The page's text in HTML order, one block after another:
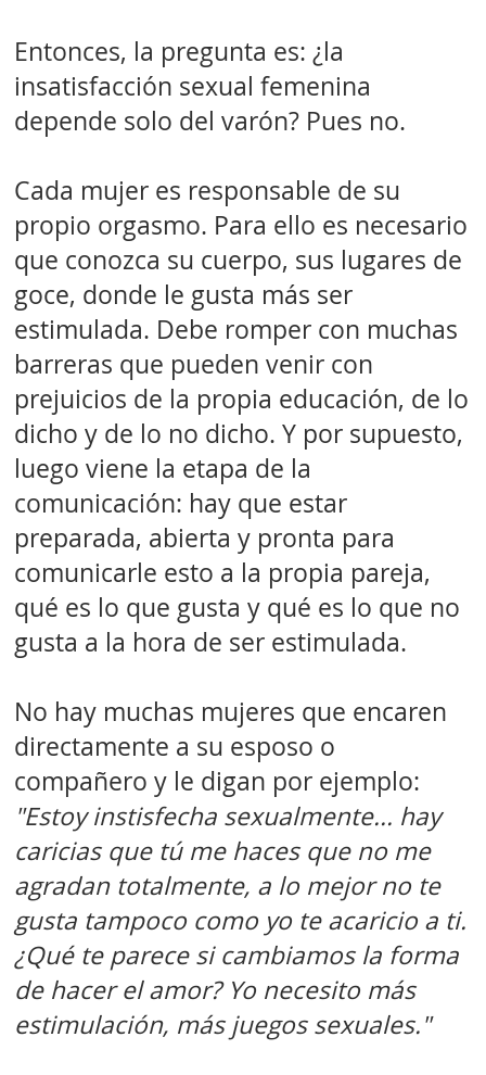
Entonces, la pregunta es: ¿la
insatisfacción sexual femenina
depende solo del varón? Pues no.
Cada mujer es responsable de su
propio orgasmo. Para ello es necesario
que conozca su cuerpo, sus lugares de
goce, donde le gusta más ser
estimulada. Debe romper con muchas
barreras que pueden venir con
prejuicios de la propia educación, de lo
dicho y de lo no dicho. Y por supuesto,
luego viene la etapa de la
comunicación: hay que estar
preparada, abierta y pronta para
comunicarle esto a la propia pareja,
qué es lo que gusta y qué es lo que no
gusta a la hora de ser estimulada.
No hay muchas mujeres que encaren
directamente a su esposo o
compañero y le digan por ejemplo:
"Estoy instisfecha sexualmente... hay
caricias que tú me haces que no me
agradan totalmente, a lo mejor no te
gusta tampoco como yo te acaricio a ti.
¿Quéte parece si cambiamos la forma
de hacer el amor? Yo necesito más
estimulación, más juegos sexuales."